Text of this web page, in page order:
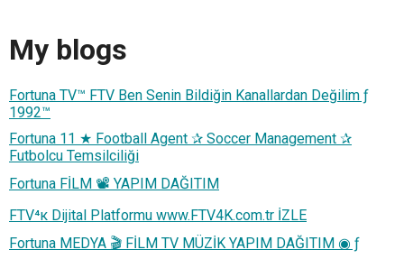
My blogs
Fortuna TV™ FTV Ben Senin Bildiğin Kanallardan Değilim ƒ
1992™
Fortuna 11 ★ Football Agent ✰ Soccer Management ✰
Futbolcu Temsilciliği
Fortuna FİLM 📽 YAPIM DAĞITIM
FTV⁴к Dijital Platformu www.FTV4K.com.tr İZLE
Fortuna MEDYA 🎬 FİLM TV MÜZİK YAPIM DAĞITIM ◉ ƒ